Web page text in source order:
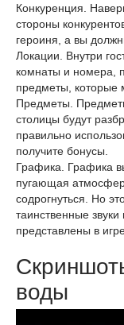
Конкуренция.
стороны
героиня, а вы
Локации. Внутри
комнаты и номера,
предметы, которые
Предметы.
столицы будут
правильно
получите бонусы.
Графика. Графика
пугающая
содрогнуться. Но
таинственные
представлены в
воды